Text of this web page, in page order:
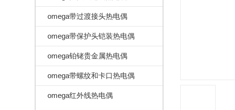
omega带过渡接头热电偶
omega带保护头铠装热电偶
omega铂铑贵金属热电偶
omega带螺纹和卡口热电偶
omega红外线热电偶